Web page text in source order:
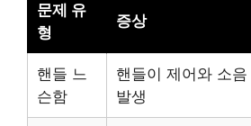
문제 유
형
증상
핸들 느
슨함
핸들이 제어와 소음
발생